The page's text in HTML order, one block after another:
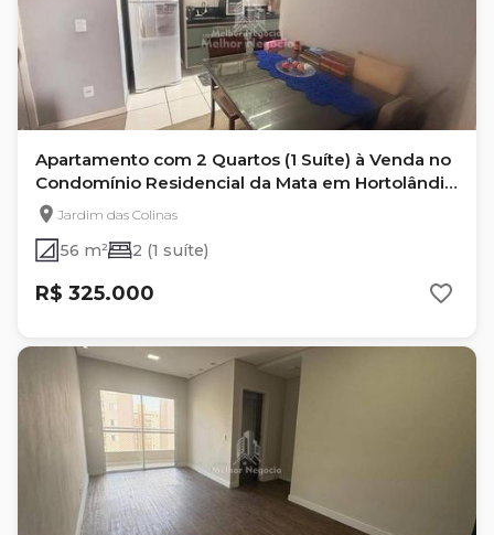
Apartamento com 2 Quartos (1 Suíte) à Venda no
Condomínio Residencial da Mata em Hortolândia
- SpJardim das Colinas
56 m² 2 (1 suíte)
R$ 325.000